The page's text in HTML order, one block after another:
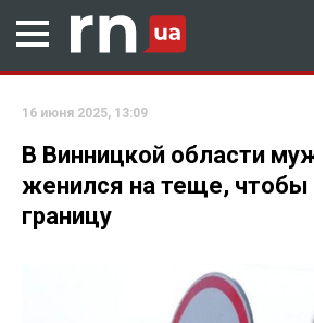
16 июня 2025, 13:09
В Винницкой области
женился на теще, чтобы
границу